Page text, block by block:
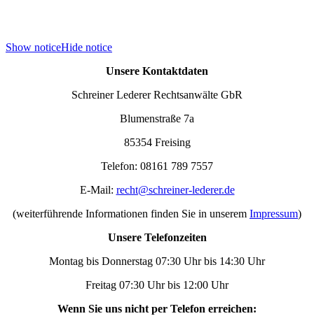
Show noticeHide notice
Unsere Kontaktdaten
Schreiner Lederer Rechtsanwälte GbR
Blumenstraße 7a
85354 Freising
Telefon: 08161 789 7557
E-Mail: recht@schreiner-lederer.de
(weiterführende Informationen finden Sie in unserem Impressum)
Unsere Telefonzeiten
Montag bis Donnerstag 07:30 Uhr bis 14:30 Uhr
Freitag 07:30 Uhr bis 12:00 Uhr
Wenn Sie uns nicht per Telefon erreichen: